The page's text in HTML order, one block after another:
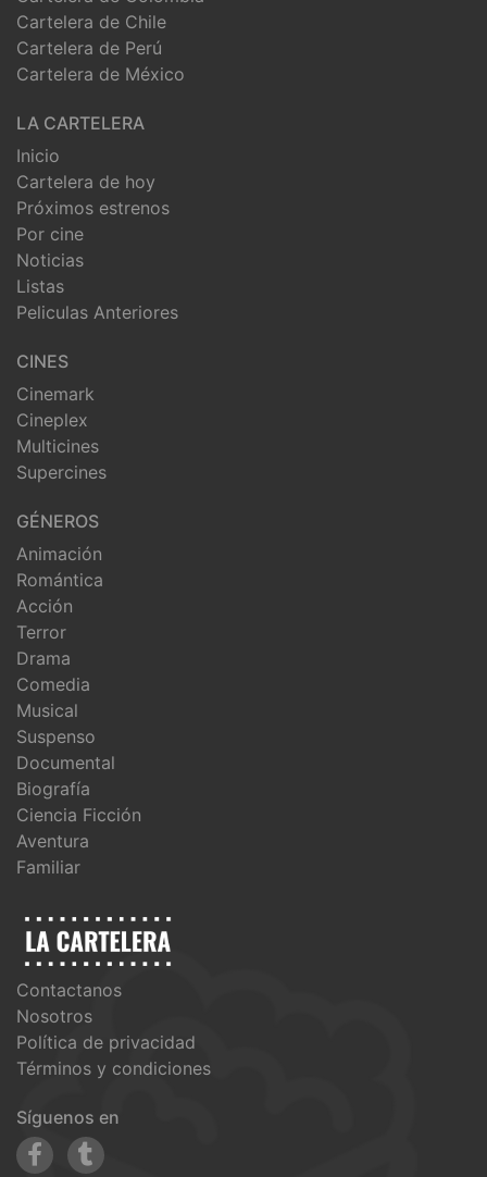
Cartelera de Chile
Cartelera de Perú
Cartelera de México
LA CARTELERA
Inicio
Cartelera de hoy
Próximos estrenos
Por cine
Noticias
Listas
Peliculas Anteriores
CINES
Cinemark
Cineplex
Multicines
Supercines
GÉNEROS
Animación
Romántica
Acción
Terror
Drama
Comedia
Musical
Suspenso
Documental
Biografía
Ciencia Ficción
Aventura
Familiar
Contactanos
Nosotros
Política de privacidad
Términos y condiciones
Síguenos en